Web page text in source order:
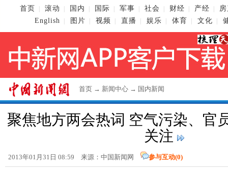
首页 滚动 国内 国际 军事 社会 财经 产经
English
图片 视频 直播 娱乐 体育 文化
首页 → 新闻中心 → 国内新闻
聚焦地方两会热词 空气污染、官
关注
2013年01月31日 08:59 来源： 中国新闻网 参与互动(0)